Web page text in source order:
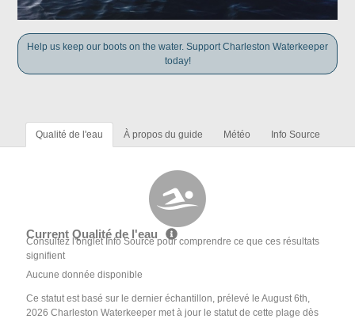
Help us keep our boots on the water. Support Charleston Waterkeeper
today!
Qualité de l'eau À propos du guide Météo Info Source
Current Qualité de l'eau
Consultez l'onglet Info Source pour comprendre ce que ces résultats
signifient
Aucune donnée disponible
Ce statut est basé sur le dernier échantillon, prélevé le August 6th,
2026 Charleston Waterkeeper met à jour le statut de cette plage dès